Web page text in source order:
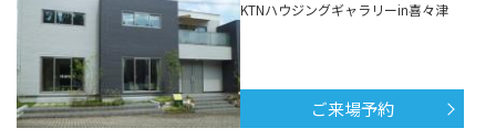
KTNハウジングギャラリーin喜々津
ご来場予約